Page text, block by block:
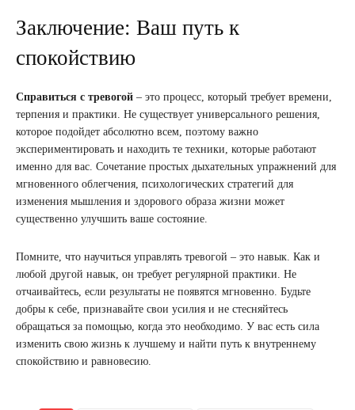
Заключение: Ваш путь к
спокойствию
Справиться с тревогой – это процесс, который требует времени,
терпения и практики. Не существует универсального решения,
которое подойдет абсолютно всем, поэтому важно
экспериментировать и находить те техники, которые работают
именно для вас. Сочетание простых дыхательных упражнений для
мгновенного облегчения, психологических стратегий для
изменения мышления и здорового образа жизни может
существенно улучшить ваше состояние.
Помните, что научиться управлять тревогой – это навык. Как и
любой другой навык, он требует регулярной практики. Не
отчаивайтесь, если результаты не появятся мгновенно. Будьте
добры к себе, признавайте свои усилия и не стесняйтесь
обращаться за помощью, когда это необходимо. У вас есть сила
изменить свою жизнь к лучшему и найти путь к внутреннему
спокойствию и равновесию.